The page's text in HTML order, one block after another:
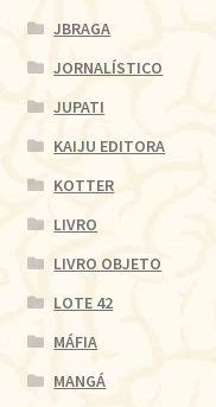
JBRAGA
JORNALÍSTICO
JUPATI
KAIJU EDITORA
KOTTER
LIVRO
LIVRO OBJETO
LOTE 42
MÁFIA
MANGÁ